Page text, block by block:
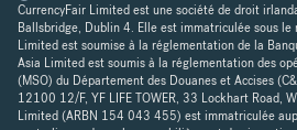
CurrencyFair Limited est une société de droit
Ballsbridge, Dublin 4. Elle est immatriculée sous
Limited est soumise à la réglementation de la
Asia Limited est soumis à la réglementation des
(MSO) du Département des Douanes et Accises
12100 12/F, YF LIFE TOWER, 33 Lockhart Road,
Limited (ARBN 154 043 455) est immatriculée